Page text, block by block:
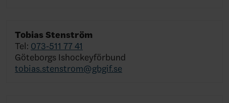
Tobias Stenström
Tel: 073-511 77 41
Göteborgs Ishockeyförbund
tobias.stenstrom@gbgif.se